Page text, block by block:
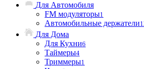
Для Автомобиля
FM модуляторы1
Автомобильные держатели
Для Дома
Для Кухни6
Таймеры4
Триммеры1